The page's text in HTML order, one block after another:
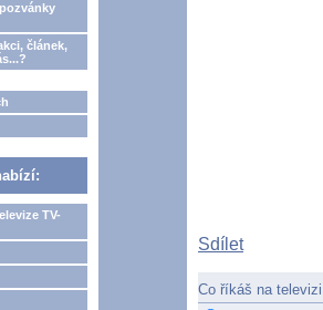
článek,
TV-
Sdílet
Co říkáš na televizi